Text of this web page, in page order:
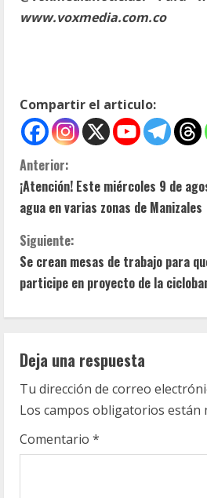
www.voxmedia.com.co
Compartir el articulo:
S
i
g
u
e
e
y
e
n
Anterior:
¡Atención! Este miércoles 9 de
agua en varias zonas de Manizales
Siguiente:
Se crean mesas de trabajo para
participe en proyecto de la
Deja una respuesta
Tu dirección de correo
Los campos obligatorios están
Comentario *